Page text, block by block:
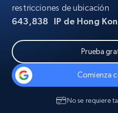
restricciones de ubicación
643,838
IP de Hong
Prueba
Comienza
No se requiere